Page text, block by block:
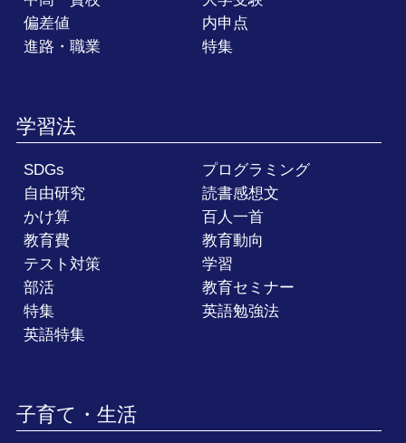
偏差値
内申点
進路・職業
特集
学習法
SDGs
プログラミング
自由研究
読書感想文
かけ算
百人一首
教育費
教育動向
テスト対策
学習
部活
教育セミナー
特集
英語勉強法
英語特集
子育て・生活